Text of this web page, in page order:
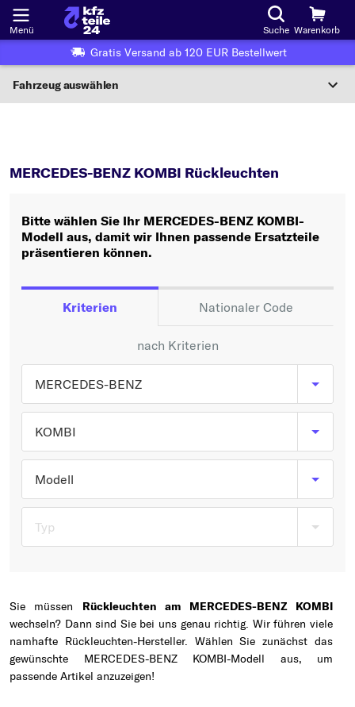
Menü Suche Warenkorb
Gratis Versand ab 120 EUR Bestellwert
Fahrzeug auswählen
Wo finde ich die?
Oder
Oder Fahrzeugauswahl nach Kriterien:
Hersteller wählen
Typ wählen
MERCEDES-BENZ KOMBI Rückleuchten
Bitte wählen Sie Ihr MERCEDES-BENZ KOMBI-
Modell aus, damit wir Ihnen passende Ersatzteile
präsentieren können.
Kriterien Nationaler Code
nach Kriterien
MERCEDES-BENZ
KOMBI
Modell
Typ
Sie müssen Rückleuchten am MERCEDES-BENZ KOMBI
wechseln? Dann sind Sie bei uns genau richtig. Wir führen viele
namhafte Rückleuchten-Hersteller. Wählen Sie zunächst das
gewünschte MERCEDES-BENZ KOMBI-Modell aus, um
passende Artikel anzuzeigen!